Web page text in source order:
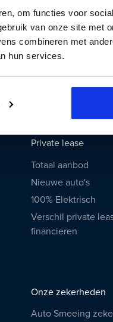
om functies voor
van onze site met
combineren met
hun services.
Renault
Seat
Skoda
Tesla
Toyota
Private lease
Totaal aanbod
Nieuwe auto's
100% Elektrisch
Verschil private
financieren
Onze zekerheden
Auto Smeeing